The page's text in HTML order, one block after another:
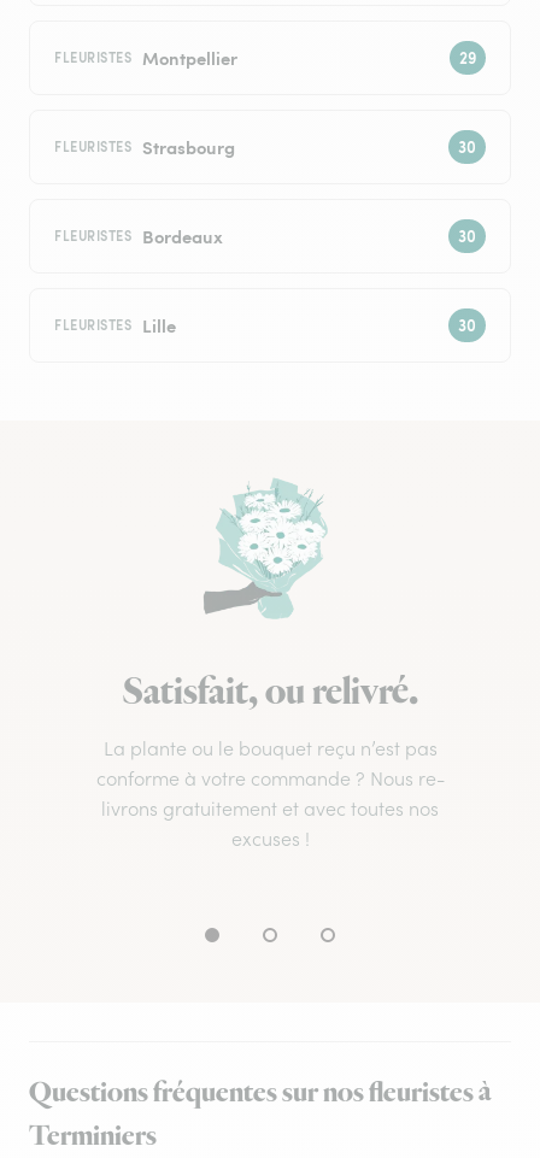
FLEURISTES Montpellier
FLEURISTES Strasbourg
FLEURISTES Bordeaux
FLEURISTES Lille
Satisfait, ou relivré.
La plante ou le bouquet reçu n’est pas
conforme à votre commande ? Nous re-
livrons gratuitement et avec toutes nos
excuses !
Questions fréquentes sur nos fleuristes à
Terminiers